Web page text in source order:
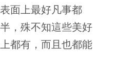
面上最好凡事都
，殊不知這些美好
都有，而且也都能